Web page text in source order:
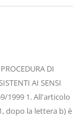
DI
AI SENSI
1999 1. All'articolo
dopo la lettera b) è